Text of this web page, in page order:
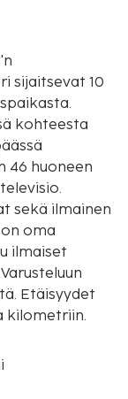
sijaitsevat 10
kohteesta
46 huoneen
sekä ilmainen
oma
ilmaiset
Etäisyydet
kilometriin.